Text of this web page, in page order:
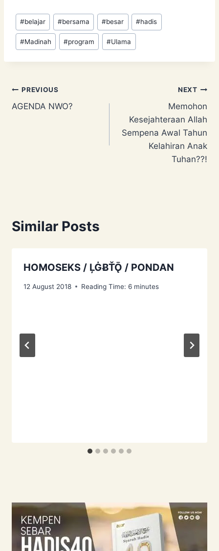
Post
Tags:
#belajar #bersama #besar #hadis
#Madinah #program #Ulama
Post
navigation
PREVIOUS
AGENDA NWO?
NEXT
Memohon
Kesejahteraan Allah
Sempena Awal Tahun
Kelahiran Anak
Tuhan??!
Similar Posts
HOMOSEKS / ĻĠɃŤǬ / PONDAN
12 August 2018 Reading Time: 6 minutes